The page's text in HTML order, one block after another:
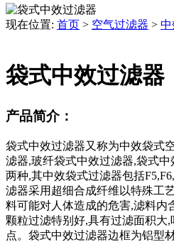
现在位置: 首页 > 空气过滤器 > 中
袋式中效过滤器
产品简介：
袋式中效过滤器又称为中效袋式
滤器,玻纤袋式中效过滤器,袋式
两种,其中效袋式过滤器包括
滤器采用超细合成纤维以特殊工
料可能对人体造成的危害,滤料内
颗粒过滤特别好,具有过滤面积大
点。袋式中效过滤器边框为铝型